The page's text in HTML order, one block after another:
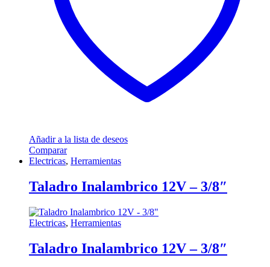
Añadir a la lista de deseos
Comparar
Electricas, Herramientas
Taladro Inalambrico 12V – 3/8″
Electricas, Herramientas
Taladro Inalambrico 12V – 3/8″